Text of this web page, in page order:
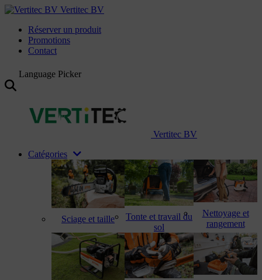
Vertitec BV
Réserver un produit
Promotions
Contact
Language Picker
Vertitec BV
Catégories
Sciage et taille
Tonte et travail du
sol
Nettoyage et
rangement